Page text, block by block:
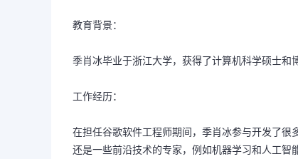
教育背景：
季肖冰毕业于浙江大学，获得了计算机科学硕士和
工作经历：
在担任谷歌软件工程师期间，季肖冰参与开发了
还是一些前沿技术的专家，例如机器学习和人工智能